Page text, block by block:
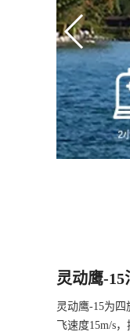
灵动鹰-15
灵动鹰-15为
飞速度15m/s